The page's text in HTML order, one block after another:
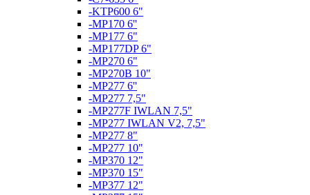
-KTP600 6"
-MP170 6''
-MP177 6"
-MP177DP 6"
-MP270 6"
-MP270B 10"
-MP277 6''
-MP277 7,5"
-MP277F IWLAN 7,5"
-MP277 IWLAN V2, 7,5"
-MP277 8"
-MP277 10"
-MP370 12"
-MP370 15"
-MP377 12"